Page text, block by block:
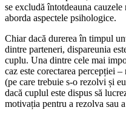
se excludă întotdeauna
aborda aspectele psihologice.
Chiar dacă durerea în timpul
dintre parteneri, dispareunia
cuplu. Una dintre cele mai
caz este corectarea percepției
(pe care trebuie s-o rezolvi și
dacă cuplul este dispus să
motivația pentru a rezolva sau